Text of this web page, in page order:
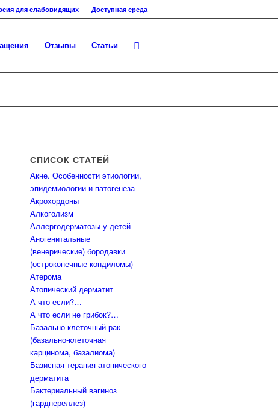
для слабовидящих Доступная среда
Отзывы Статьи
СПИСОК СТАТЕЙ
Акне. Особенности этиологии,
эпидемиологии и патогенеза
Акрохордоны
Алкоголизм
Аллергодерматозы у детей
Аногенитальные
(венерические) бородавки
(остроконечные кондиломы)
Атерома
Атопический дерматит
А что если?…
А что если не грибок?…
Базально-клеточный рак
(базально-клеточная
карцинома, базалиома)
Базисная терапия атопического
дерматита
Бактериальный вагиноз
(гарднереллез)